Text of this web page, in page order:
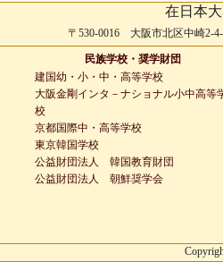
在日本
〒530-0016 大阪市北区中崎2-
民族学校・奨学財団
建国幼・小・中・高等学校
大阪金剛インタ－ナショナル小中高等
校
京都国際中・高等学校
東京韓国学校
公益財団法人 韓国教育財団
公益財団法人 朝鮮奨学会